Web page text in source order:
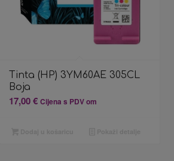
Tinta (HP) 3YM60AE 305CL
Boja
17,00€ Cijena s PDV om